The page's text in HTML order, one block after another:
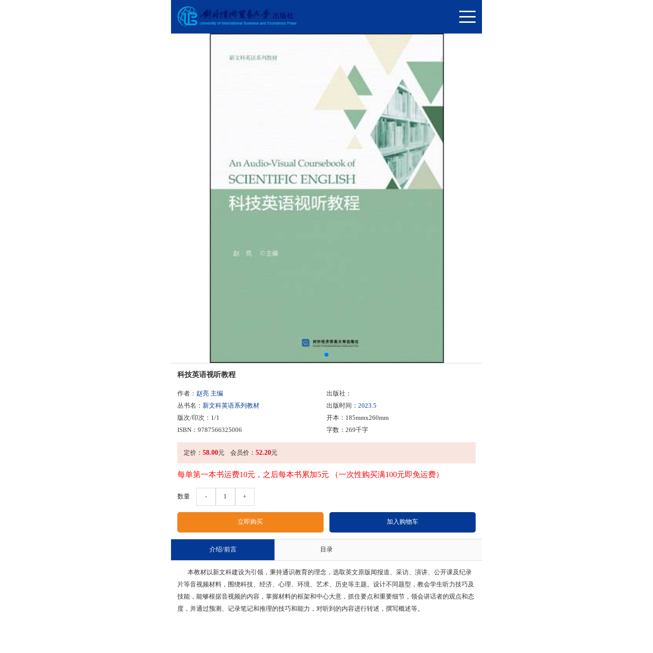
科技英语视听教程
作者： 赵亮 主编
出版社：
丛书名： 新文科英语系列教材 出版时间： 2023.5
版次/印次：1/1
开本：185mmx260mm
ISBN：9787566325006
字数：269千字
定价： 58.00元 会员价：52.20元
每单第一本书运费10元，之后每本书累加5元 （一次性购买满100元即免运费）
数量 - 1 +
介绍/前言 目录
本教材以新文科建设为引领，秉持通识教育的理念，选取英文原版闻报道、采访、演讲、公开课及纪录
片等音视频材料，围绕科技、经济、心理、环境、艺术、历史等主题。设计不同题型，教会学生听力技巧及
技能，能够根据音视频的内容，掌握材料的框架和中心大意，抓住要点和重要细节，领会讲话者的观点和态
度，并通过预测、记录笔记和推理的技巧和能力，对听到的内容进行转述，撰写概述等。